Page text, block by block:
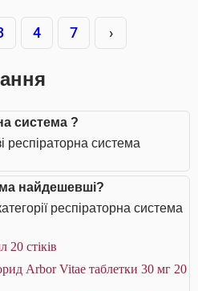
4 7 ›
система ?
респіраторна система
найдешевші?
респіраторна система
стіків
Arbor Vitae таблетки 30 мг 20